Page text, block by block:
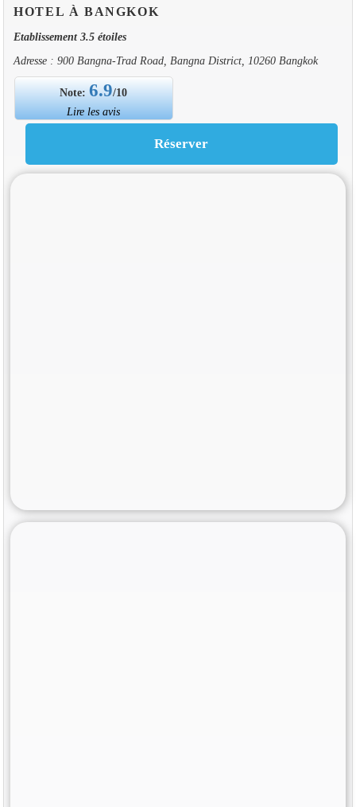
HOTEL À BANGKOK
Etablissement 3.5 étoiles
Adresse : 900 Bangna-Trad Road, Bangna District, 10260 Bangkok
Note:6.9/10
Lire les avis